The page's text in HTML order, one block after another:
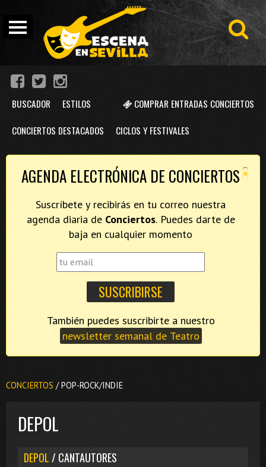
COMPRAR ENTRADAS CONCIERTOS
BUSCADOR ESTILOS
CONCIERTOS DESTACADOS CICLOS Y FESTIVALES
×
AGENDA ELECTRÓNICA DE CONCIERTOS
Suscríbete y recibirás en tu correo nuestra
agenda diaria de Conciertos. Puedes darte de
baja en cualquier momento
newsletter semanal de Teatro
CONCIERTOS / POP-ROCK/INDIE
DEPOL
DEPOL / CANTAUTORES